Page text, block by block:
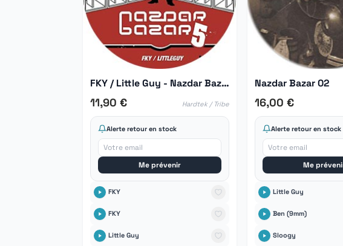
FKY / Little Guy - Nazdar Bazar 05
11,90 € Hardtek / Tribe
Alerte retour en stock
Me prévenir
FKY
FKY
Little Guy
Nazdar Bazar 02
16,00 €
Alerte retour en stock
Me
Little Guy
Ben (9mm)
Sloogy